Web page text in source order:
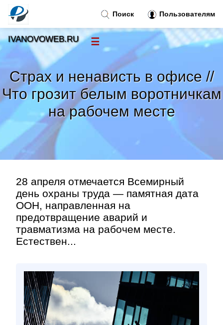
Страх и ненависть в офисе //
Что грозит белым воротничкам
на рабочем месте
28 апреля отмечается Всемирный
день охраны труда — памятная дата
ООН, направленная на
предотвращение аварий и
травматизма на рабочем месте.
Естествен...
Поиск Пользователям
IVANOVOWEB.RU ☰
Новости
Тренды новостей»
Рубрики»
Правила »